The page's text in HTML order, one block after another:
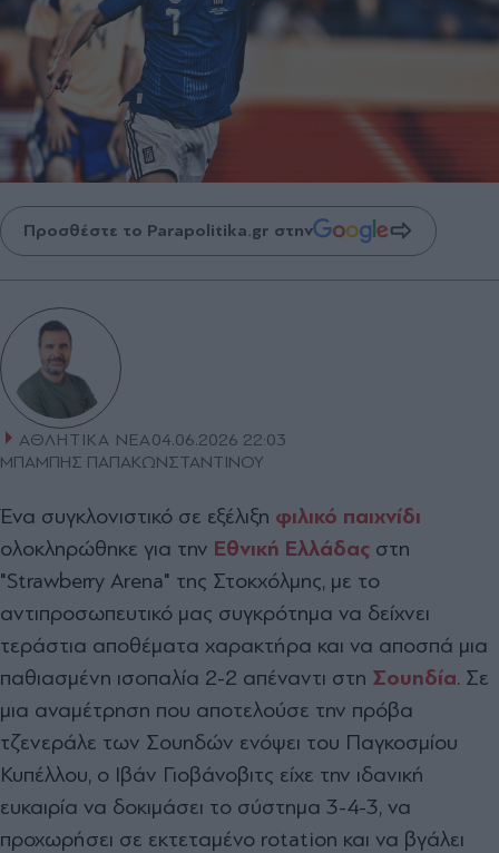
Προσθέστε το Parapolitika.gr στην
ΑΘΛΗΤΙΚΑ ΝΕΑ04.06.2026 22:03
ΜΠΑΜΠΗΣ ΠΑΠΑΚΩΝΣΤΑΝΤΙΝΟΥ
Ένα συγκλονιστικό σε εξέλιξη φιλικό παιχνίδι
ολοκληρώθηκε για την Εθνική Ελλάδας στη
"Strawberry Arena" της Στοκχόλμης, με το
αντιπροσωπευτικό μας συγκρότημα να δείχνει
τεράστια αποθέματα χαρακτήρα και να αποσπά μια
παθιασμένη ισοπαλία 2-2 απέναντι στη Σουηδία. Σε
μια αναμέτρηση που αποτελούσε την πρόβα
τζενεράλε των Σουηδών ενόψει του Παγκοσμίου
Κυπέλλου, ο Ιβάν Γιοβάνοβιτς είχε την ιδανική
ευκαιρία να δοκιμάσει το σύστημα 3-4-3, να
προχωρήσει σε εκτεταμένο rotation και να βγάλει